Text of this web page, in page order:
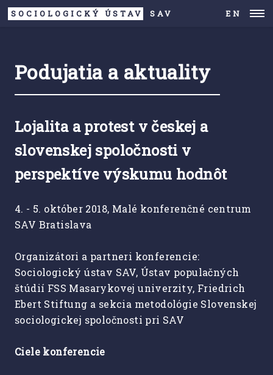
SOCIOLOGICKÝ ÚSTAV SAV EN
Podujatia a aktuality
Lojalita a protest v českej a
slovenskej spoločnosti v
perspektíve výskumu hodnôt
4. - 5. október 2018, Malé konferenčné centrum
SAV Bratislava
Organizátori a partneri konferencie:
Sociologický ústav SAV, Ústav populačných
štúdií FSS Masarykovej univerzity, Friedrich
Ebert Stiftung a sekcia metodológie Slovenskej
sociologickej spoločnosti pri SAV
Ciele konferencie